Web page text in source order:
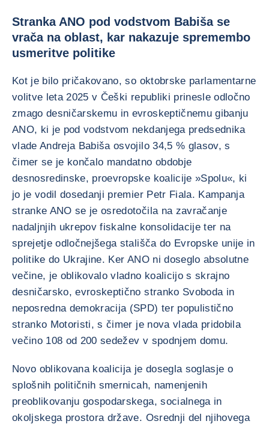
Stranka ANO pod vodstvom Babiša se
vrača na oblast, kar nakazuje spremembo
usmeritve politike
Kot je bilo pričakovano, so oktobrske parlamentarne
volitve leta 2025 v Češki republiki prinesle odločno
zmago desničarskemu in evroskeptičnemu gibanju
ANO, ki je pod vodstvom nekdanjega predsednika
vlade Andreja Babiša osvojilo 34,5 % glasov, s
čimer se je končalo mandatno obdobje
desnosredinske, proevropske koalicije »Spolu«, ki
jo je vodil dosedanji premier Petr Fiala. Kampanja
stranke ANO se je osredotočila na zavračanje
nadaljnjih ukrepov fiskalne konsolidacije ter na
sprejetje odločnejšega stališča do Evropske unije in
politike do Ukrajine. Ker ANO ni doseglo absolutne
večine, je oblikovalo vladno koalicijo s skrajno
desničarsko, evroskeptično stranko Svoboda in
neposredna demokracija (SPD) ter populistično
stranko Motoristi, s čimer je nova vlada pridobila
večino 108 od 200 sedežev v spodnjem domu.
Novo oblikovana koalicija je dosegla soglasje o
splošnih političnih smernicah, namenjenih
preoblikovanju gospodarskega, socialnega in
okoljskega prostora države. Osrednji del njihovega